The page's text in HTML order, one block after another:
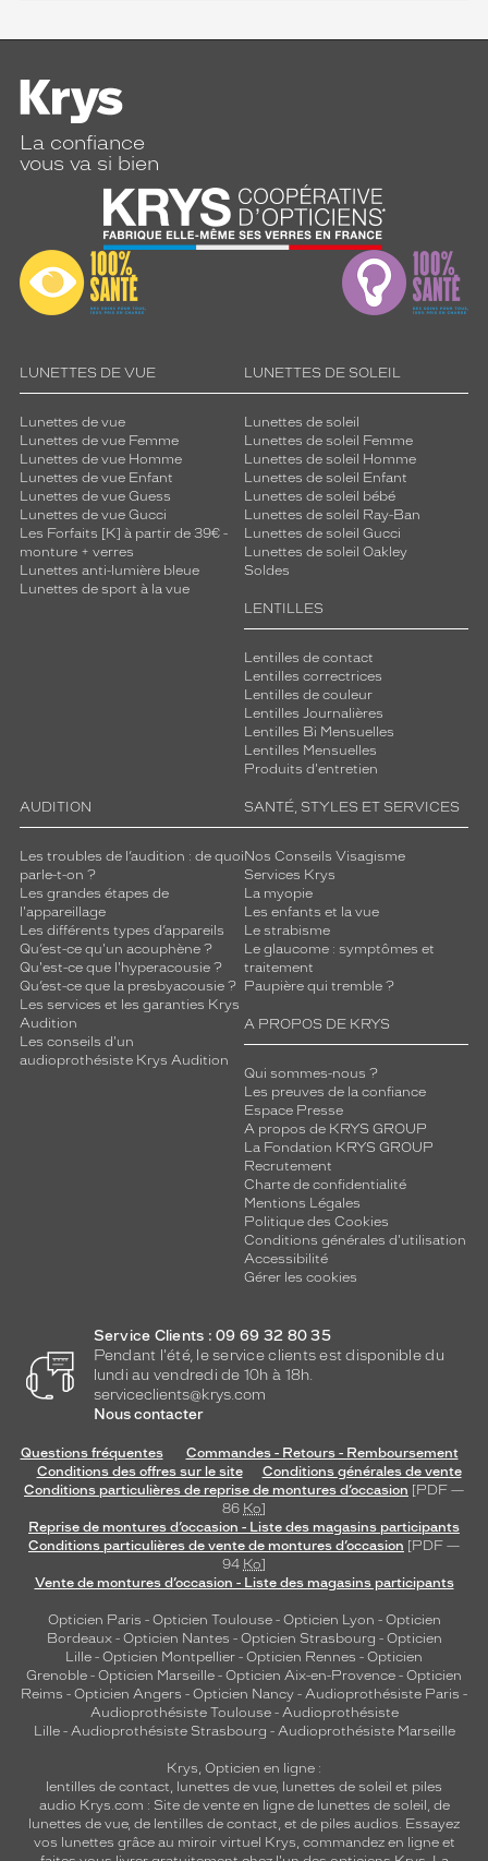
La confiance
vous va si bien
LUNETTES DE VUE
Lunettes de vue
Lunettes de vue Femme
Lunettes de vue Homme
Lunettes de vue Enfant
Lunettes de vue Guess
Lunettes de vue Gucci
Les Forfaits [K] à partir de 39€ -
monture + verres
Lunettes anti-lumière bleue
Lunettes de sport à la vue
LUNETTES DE SOLEIL
Lunettes de soleil
Lunettes de soleil Femme
Lunettes de soleil Homme
Lunettes de soleil Enfant
Lunettes de soleil bébé
Lunettes de soleil Ray-Ban
Lunettes de soleil Gucci
Lunettes de soleil Oakley
Soldes
LENTILLES
Lentilles de contact
Lentilles correctrices
Lentilles de couleur
Lentilles Journalières
Lentilles Bi Mensuelles
Lentilles Mensuelles
Produits d'entretien
AUDITION
Les troubles de l’audition : de quoi
parle-t-on ?
Les grandes étapes de
l'appareillage
Les différents types d’appareils
Qu’est-ce qu'un acouphène ?
Qu'est-ce que l'hyperacousie ?
Qu’est-ce que la presbyacousie ?
Les services et les garanties Krys
Audition
Les conseils d'un
audioprothésiste Krys Audition
SANTÉ, STYLES ET SERVICES
Nos Conseils Visagisme
Services Krys
La myopie
Les enfants et la vue
Le strabisme
Le glaucome : symptômes et
traitement
Paupière qui tremble ?
A PROPOS DE KRYS
Qui sommes-nous ?
Les preuves de la confiance
Espace Presse
A propos de KRYS GROUP
La Fondation KRYS GROUP
Recrutement
Charte de confidentialité
Mentions Légales
Politique des Cookies
Conditions générales d'utilisation
Accessibilité
Gérer les cookies
Service Clients : 09 69 32 80 35
Pendant l'été, le service clients est disponible du
lundi au vendredi de 10h à 18h.
serviceclients@krys.com
Nous contacter
Questions fréquentes
Commandes - Retours - Remboursement
Conditions des offres sur le site
Conditions générales de vente
Conditions particulières de reprise de montures d’occasion [PDF —
86 Ko]
Reprise de montures d’occasion - Liste des magasins participants
Conditions particulières de vente de montures d’occasion [PDF —
94 Ko]
Vente de montures d’occasion - Liste des magasins participants
Opticien Paris - Opticien Toulouse- Opticien Lyon - Opticien
Bordeaux- Opticien Nantes - Opticien Strasbourg - Opticien
Lille - Opticien Montpellier - Opticien Rennes - Opticien
Grenoble - Opticien Marseille - Opticien Aix-en-Provence - Opticien
Reims - Opticien Angers - Opticien Nancy - Audioprothésiste Paris -
Audioprothésiste Toulouse- Audioprothésiste
Lille- Audioprothésiste Strasbourg - Audioprothésiste Marseille
Krys, Opticien en ligne :
lentilles de contact, lunettes de vue, lunettes de soleil et piles
audio Krys.com : Site de vente en ligne de lunettes de soleil, de
lunettes de vue, de lentilles de contact, et de piles audios. Essayez
vos lunettes grâce au miroir virtuel Krys, commandez en ligne et